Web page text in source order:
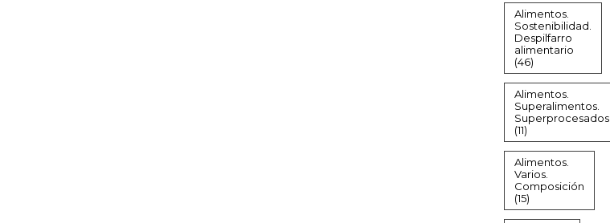
Alimentos.
Sostenibilidad.
Despilfarro
alimentario
(46)
Alimentos.
Superalimentos.
Superprocesados
(11)
Alimentos.
Varios.
Composición
(15)